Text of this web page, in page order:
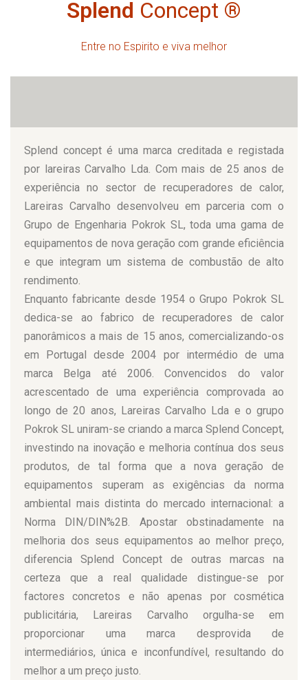
Splend Concept ®
Entre no Espirito e viva melhor
Splend concept é uma marca creditada e registada
por lareiras Carvalho Lda. Com mais de 25 anos de
experiência no sector de recuperadores de calor,
Lareiras Carvalho desenvolveu em parceria com o
Grupo de Engenharia Pokrok SL, toda uma gama de
equipamentos de nova geração com grande eficiência
e que integram um sistema de combustão de alto
rendimento.
Enquanto fabricante desde 1954 o Grupo Pokrok SL
dedica-se ao fabrico de recuperadores de calor
panorâmicos a mais de 15 anos, comercializando-os
em Portugal desde 2004 por intermédio de uma
marca Belga até 2006. Convencidos do valor
acrescentado de uma experiência comprovada ao
longo de 20 anos, Lareiras Carvalho Lda e o grupo
Pokrok SL uniram-se criando a marca Splend Concept,
investindo na inovação e melhoria contínua dos seus
produtos, de tal forma que a nova geração de
equipamentos superam as exigências da norma
ambiental mais distinta do mercado internacional: a
Norma DIN/DIN%2B. Apostar obstinadamente na
melhoria dos seus equipamentos ao melhor preço,
diferencia Splend Concept de outras marcas na
certeza que a real qualidade distingue-se por
factores concretos e não apenas por cosmética
publicitária, Lareiras Carvalho orgulha-se em
proporcionar uma marca desprovida de
intermediários, única e inconfundível, resultando do
melhor a um preço justo.